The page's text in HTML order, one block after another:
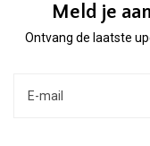
Meld je
Ontvang de laatste